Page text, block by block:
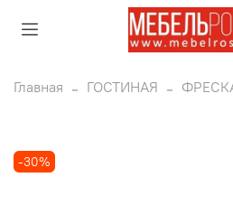
Главная ГОСТИНАЯ
-30%